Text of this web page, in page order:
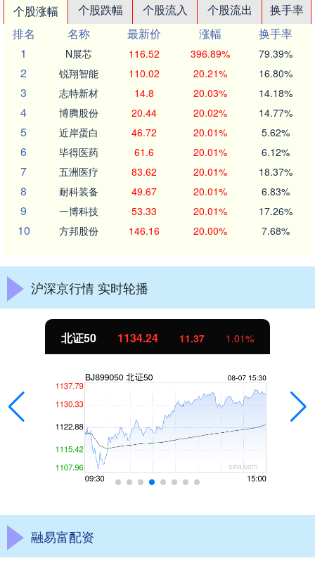
个股涨幅 个股跌幅 个股流入 个股流出
换手率
排名
名称 最新价 涨幅
换手率
1
N展芯 116.52 396.89% 79.39%
2 锐翔智能 110.02 20.21% 16.80%
3 志特新材 14.8 20.03% 14.18%
4 博腾股份 20.44 20.02% 14.77%
5 近岸蛋白 46.72 20.01% 5.62%
6 毕得医药 61.6 20.01% 6.12%
7 五洲医疗 83.62 20.01% 18.37%
8 耐科装备 49.67 20.01% 6.83%
9 一博科技 53.33 20.01% 17.26%
10 方邦股份 146.16 20.00% 7.68%
沪深京行情 实时轮播
北证50 1134.24 11.37 1.01%
融易富配资